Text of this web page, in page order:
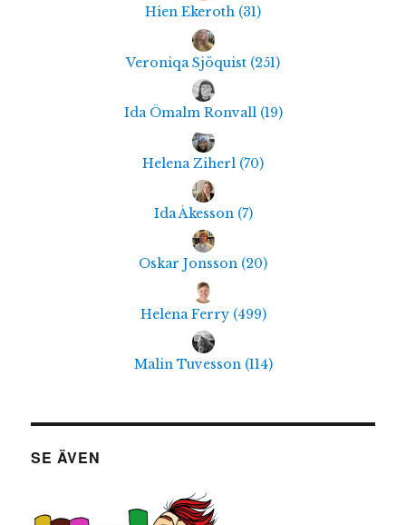
Hien Ekeroth (31)
Veroniqa Sjöquist (251)
Ida Ömalm Ronvall (19)
Helena Ziherl (70)
Ida Åkesson (7)
Oskar Jonsson (20)
Helena Ferry (499)
Malin Tuvesson (114)
SE ÄVEN